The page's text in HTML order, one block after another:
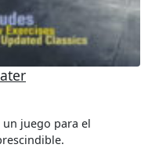
juego para el